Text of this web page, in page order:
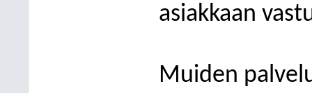
asiakkaan
Muiden